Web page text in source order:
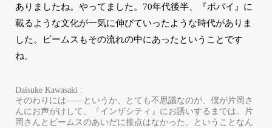
ありましたね。やってました。70年代後半、『ポパイ』に
載るような文化が一気に伸びていったような時代がありま
した。ビームスもその流れの中にあったということです
ね。
Daisuke Kawasaki :
そのわりには――というか、とても不思議なのが、僕が片岡さ
んにお声がけして、『インザシティ』にお誘いするまでは、片
岡さんとビームスのあいだに接点はなかった、ということなん